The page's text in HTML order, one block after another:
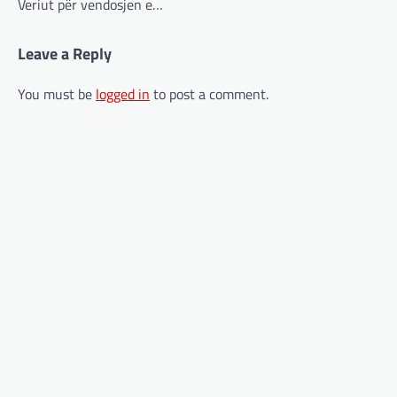
Veriut për vendosjen e…
Leave a Reply
You must be logged in to post a comment.